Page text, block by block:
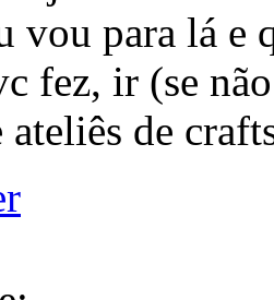
vou para lá e
fez, ir (se
ateliês de